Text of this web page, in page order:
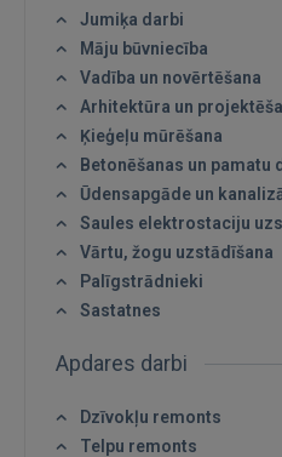
Jumiķa darbi
Māju būvniecība
Vadība un novērtēšana
Arhitektūra un
Ķieģeļu mūrēšana
Betonēšanas un pamatu
Ūdensapgāde un
Saules elektrostaciju
Vārtu, žogu uzstādīšana
Palīgstrādnieki
Sastatnes
Apdares darbi
Dzīvokļu remonts
Telpu remonts